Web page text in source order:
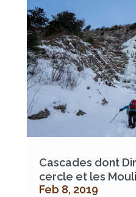
Cascades dont
cercle et les
Feb 8, 2019